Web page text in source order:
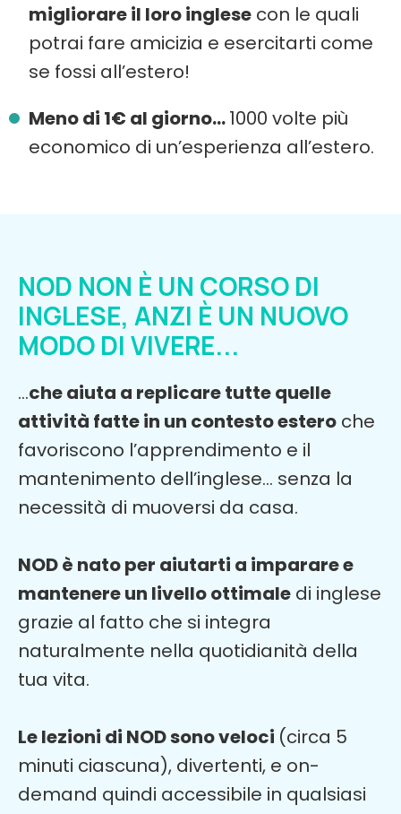
migliorare il loro inglese con le quali
potrai fare amicizia e esercitarti come
se fossi all’estero!
Meno di 1€ al giorno...1000 volte più
economico di un’esperienza all’estero.
NOD NON È UN CORSO DI
INGLESE, ANZI È UN NUOVO
MODO DI VIVERE...
…che aiuta a replicare tutte quelle
attività fatte in un contesto estero che
favoriscono l’apprendimento e il
mantenimento dell’inglese… senza la
necessità di muoversi da casa.
NOD è nato per aiutarti a imparare e
mantenere un livello ottimale di inglese
grazie al fatto che si integra
naturalmente nella quotidianità della
tua vita.
Le lezioni di NOD sono veloci (circa 5
minuti ciascuna), divertenti, e on-
demand quindi accessibile in qualsiasi